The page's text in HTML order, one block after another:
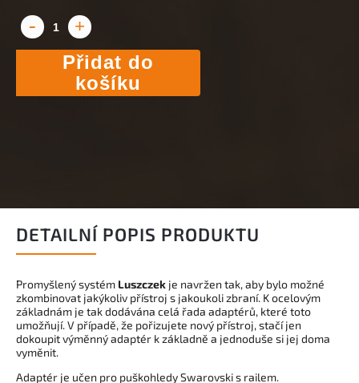
Přidat do
košíku
DETAILNÍ POPIS PRODUKTU
Promyšlený systém Luszczek je navržen tak, aby bylo možné
zkombinovat jakýkoliv přístroj s jakoukoli zbraní. K ocelovým
základnám je tak dodávána celá řada adaptérů, které toto
umožňují. V případě, že pořizujete nový přístroj, stačí jen
dokoupit výměnný adaptér k základně a jednoduše si jej doma
vyměnit.
Adaptér je učen pro puškohledy Swarovski s railem.